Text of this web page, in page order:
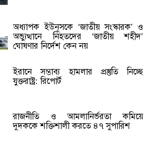
অধ্যাপক ইউনূসকে ‘জাতীয় সংস্কারক’ ও
অভ্যুত্থানে নিহতদের ‘জাতীয় শহীদ’
ঘোষণার নির্দেশ কেন নয়
ইরানে সম্ভাব্য হামলার প্রস্তুতি নিচ্ছে
যুক্তরাষ্ট্র: রিপোর্ট
রাজনীতি ও আমলানির্ভরতা কমিয়ে
দুদককে শক্তিশালী করতে ৪৭ সুপারিশ